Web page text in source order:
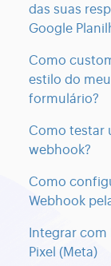
das suas
Google
Como
estilo do meu
formulário?
Como testar
webhook?
Como
Webhook
Integrar com
Pixel (Meta)